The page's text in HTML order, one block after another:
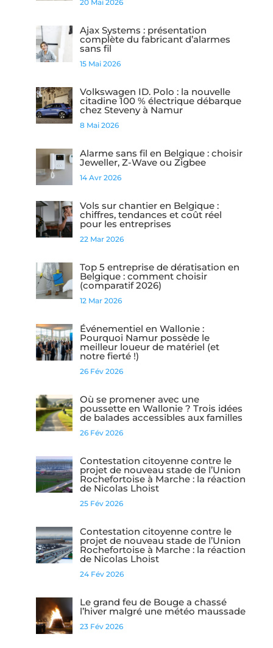
20 Mai 2026
Ajax Systems : présentation
complète du fabricant d’alarmes
sans fil
15 Mai 2026
Volkswagen ID. Polo : la nouvelle
citadine 100 % électrique débarque
chez Steveny à Namur
8 Mai 2026
Alarme sans fil en Belgique : choisir
Jeweller, Z-Wave ou Zigbee
14 Avr 2026
Vols sur chantier en Belgique :
chiffres, tendances et coût réel
pour les entreprises
22 Mar 2026
Top 5 entreprise de dératisation en
Belgique : comment choisir
(comparatif 2026)
12 Mar 2026
Événementiel en Wallonie :
Pourquoi Namur possède le
meilleur loueur de matériel (et
notre fierté !)
26 Fév 2026
Où se promener avec une
poussette en Wallonie ? Trois idées
de balades accessibles aux familles
26 Fév 2026
Contestation citoyenne contre le
projet de nouveau stade de l’Union
Rochefortoise à Marche : la réaction
de Nicolas Lhoist
25 Fév 2026
Contestation citoyenne contre le
projet de nouveau stade de l’Union
Rochefortoise à Marche : la réaction
de Nicolas Lhoist
24 Fév 2026
Le grand feu de Bouge a chassé
l’hiver malgré une météo maussade
23 Fév 2026